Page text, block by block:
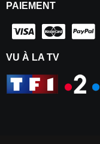
PAIEMENT
VU À LA TV